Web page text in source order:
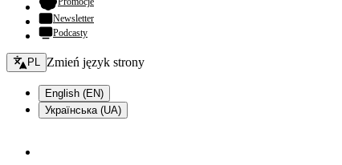
Newsletter
Podcasty
Zmień język - bieżący:
PL Zmień język strony
English (EN)
Українська (UA)